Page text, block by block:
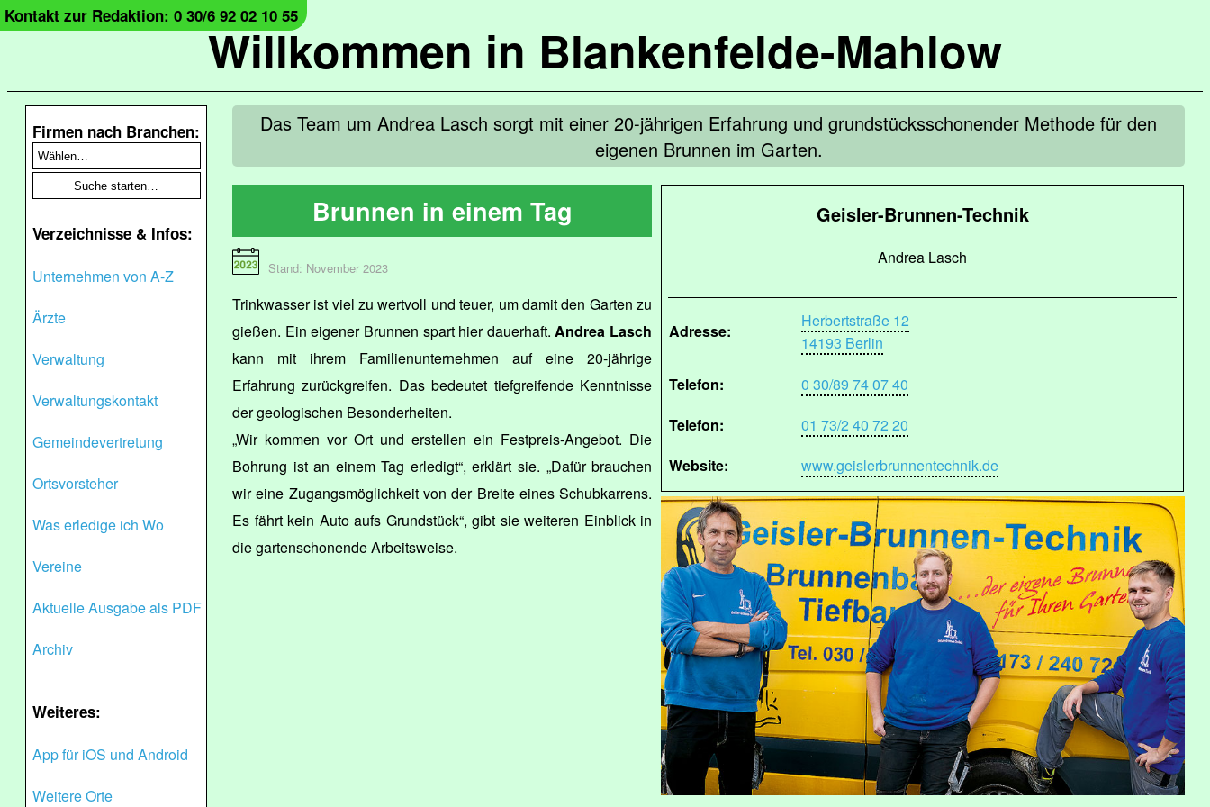
Willkommen in Blankenfelde-Mahlow
Kontakt zur Redaktion: 0 30/6 92 02 10 55
Firmen nach Branchen:
Verzeichnisse & Infos:
Unternehmen von A-Z
Ärzte
Verwaltung
Verwaltungskontakt
Gemeindevertretung
Ortsvorsteher
Was erledige ich Wo
Vereine
Aktuelle Ausgabe als PDF
Archiv
Weiteres:
App für iOS und Android
Weitere Orte
Das Team um Andrea Lasch sorgt mit einer 20-jährigen Erfahrung und grundstücksschonender Methode für den
eigenen Brunnen im Garten.
Geisler-Brunnen-Technik
Andrea Lasch
Adresse:
Herbertstraße 12
14193 Berlin
Telefon:
0 30/89 74 07 40
Telefon:
01 73/2 40 72 20
Website:
www.geislerbrunnentechnik.de
Brunnen in einem Tag
Stand: November 2023
Trinkwasser ist viel zu wertvoll und teuer, um damit den Garten zu
gießen. Ein eigener Brunnen spart hier dauerhaft.Andrea Lasch
kann mit ihrem Familienunternehmen auf eine 20-jährige
Erfahrung zurückgreifen. Das bedeutet tiefgreifende Kenntnisse
der geologischen Besonderheiten.
„Wir kommen vor Ort und erstellen ein Festpreis-Angebot. Die
Bohrung ist an einem Tag erledigt“, erklärt sie. „Dafür brauchen
wir eine Zugangsmöglichkeit von der Breite eines Schubkarrens.
Es fährt kein Auto aufs Grundstück“, gibt sie weiteren Einblick in
die gartenschonende Arbeitsweise.